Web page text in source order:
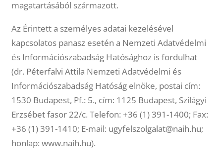
magatartásából származott.
Az Érintett a személyes adatai kezelésével
kapcsolatos panasz esetén a Nemzeti Adatvédelmi
és Információszabadság Hatósághoz is fordulhat
(dr. Péterfalvi Attila Nemzeti Adatvédelmi és
Információszabadság Hatóság elnöke, postai cím:
1530 Budapest, Pf.: 5., cím: 1125 Budapest, Szilágyi
Erzsébet fasor 22/c. Telefon: +36 (1) 391-1400; Fax:
+36 (1) 391-1410; E-mail: ugyfelszolgalat@naih.hu;
honlap: www.naih.hu).